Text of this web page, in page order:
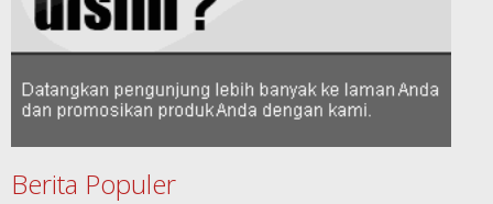
Berita Populer